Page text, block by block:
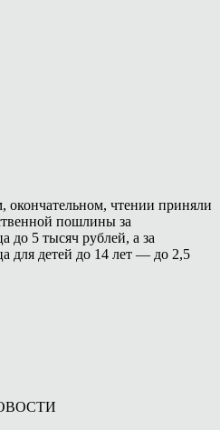
окончательном, чтении приняли
пошлины за
до 5 тысяч рублей, а за
для детей до 14 лет — до 2,5